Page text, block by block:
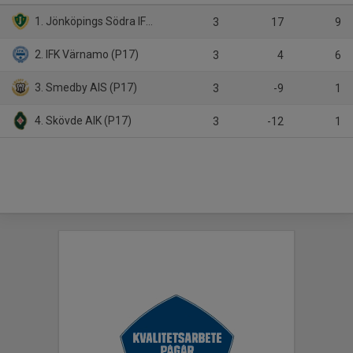
1. Jönköpings Södra IF (P17) 3 17 9
2. IFK Värnamo (P17) 3 4 6
3. Smedby AIS (P17) 3 -9 1
4. Skövde AIK (P17) 3 -12 1